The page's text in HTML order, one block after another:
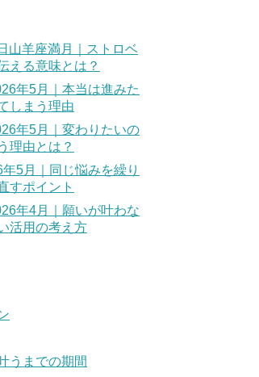
山羊座満月｜ストロベ
える意味とは？
年5月｜本当は進みた
しまう理由
年5月｜変わりたいの
理由とは？
5月｜同じ悩みを繰り
すポイント
年4月｜願いが叶わな
活用の考え方
うまでの期間